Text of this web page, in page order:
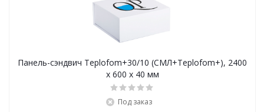
Панель-сэндвич Teplofom+30/10 (СМЛ+Teplofom+), 2400
x 600 x 40 мм
Под заказ